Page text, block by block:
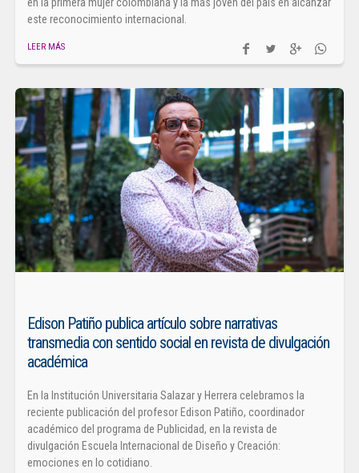
este reconocimiento internacional.
LEER MÁS
Edison Patiño publica artículo sobre narrativas
transmedia con sentido social en revista de divulgación
académica
En la Institución Universitaria Salazar y Herrera celebramos la
reciente publicación del profesor Edison Patiño, coordinador
académico del programa de Publicidad, en la revista de
divulgación Escuela Internacional de Diseño y Creación:
emociones en lo cotidiano.